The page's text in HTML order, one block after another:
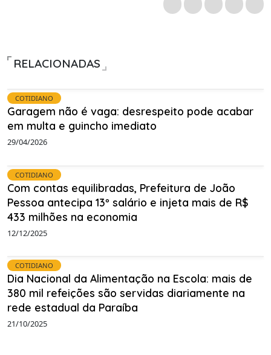
RELACIONADAS
COTIDIANO
Garagem não é vaga: desrespeito pode acabar
em multa e guincho imediato
29/04/2026
COTIDIANO
Com contas equilibradas, Prefeitura de João
Pessoa antecipa 13º salário e injeta mais de R$
433 milhões na economia
12/12/2025
COTIDIANO
Dia Nacional da Alimentação na Escola: mais de
380 mil refeições são servidas diariamente na
rede estadual da Paraíba
21/10/2025